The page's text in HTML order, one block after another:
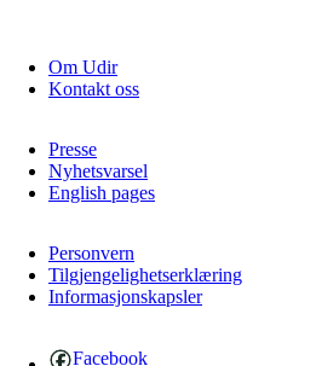
Om Udir
Kontakt oss
Presse
Nyhetsvarsel
English pages
Personvern
Tilgjengelighetserklæring
Informasjonskapsler
Facebook